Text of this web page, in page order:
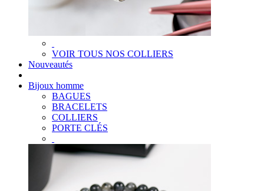
VOIR TOUS NOS COLLIERS
Nouveautés
Bijoux homme
BAGUES
BRACELETS
COLLIERS
PORTE CLÉS